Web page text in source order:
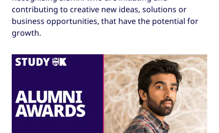
contributing to creative new ideas, solutions or
business opportunities, that have the potential for
growth.